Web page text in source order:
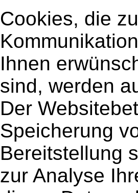
Cookies, die
Ihnen
sind, werden
Der
Speicherung
Bereitstellung
zur Analyse